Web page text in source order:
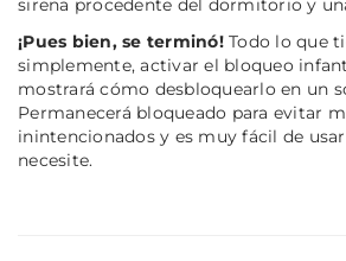
sirena procedente del dormitorio y
¡Pues bien, se terminó!Todo lo que
simplemente, activar el bloqueo
mostrará cómo desbloquearlo en un
Permanecerá bloqueado para evitar
inintencionados y es muy fácil de
necesite.